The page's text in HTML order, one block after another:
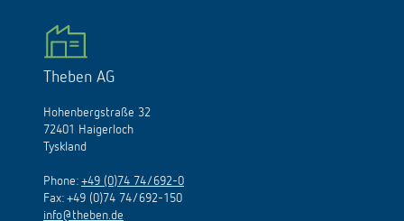
Theben AG
Hohenbergstraße 32
72401 Haigerloch
Tyskland
Phone: +49 (0)74 74/692-0
Fax: +49 (0)74 74/692-150
info@theben.de